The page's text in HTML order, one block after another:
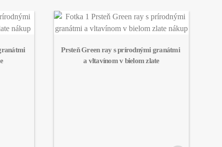
Prsteň Green ray s prírodnými granátmi
a vltavínom v bielom zlate